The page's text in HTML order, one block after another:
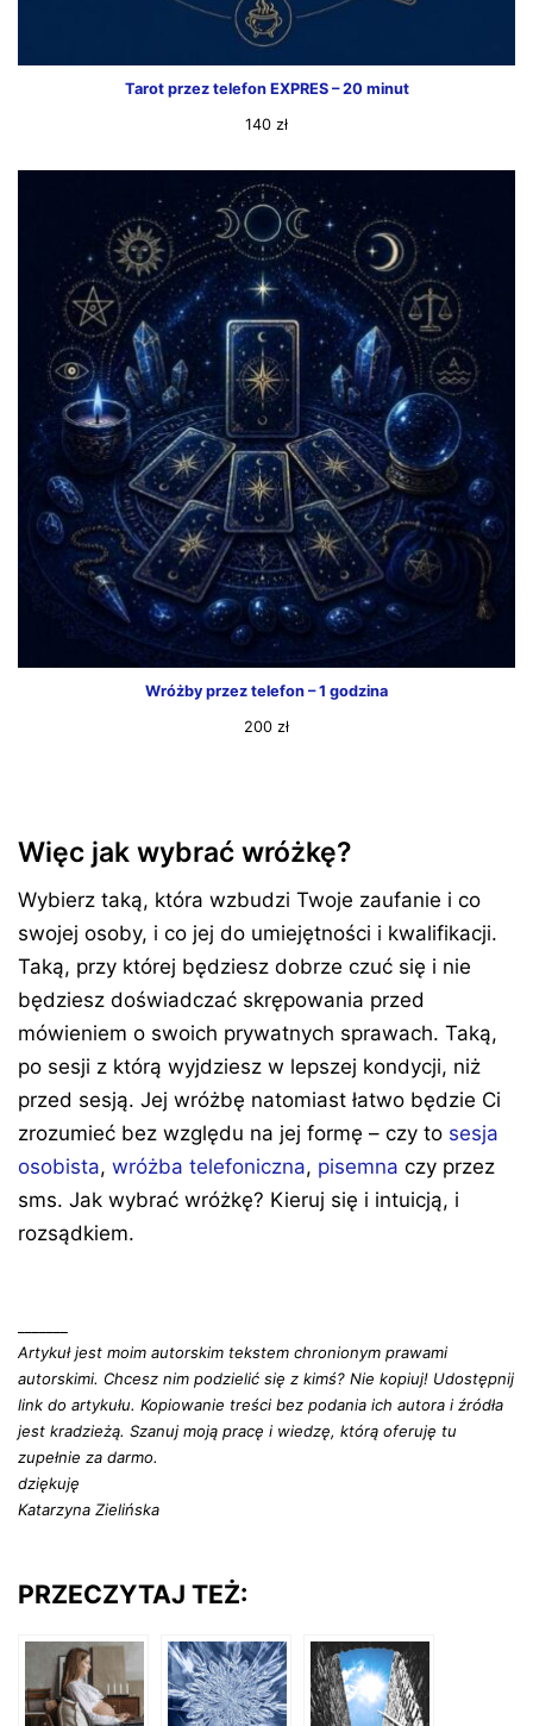
Tarot przez telefon EXPRES – 20 minut
140 zł
Wróżby przez telefon – 1 godzina
200 zł
Więc jak wybrać wróżkę?
Wybierz taką, która wzbudzi Twoje zaufanie i co
swojej osoby, i co jej do umiejętności i kwalifikacji.
Taką, przy której będziesz dobrze czuć się i nie
będziesz doświadczać skrępowania przed
mówieniem o swoich prywatnych sprawach. Taką,
po sesji z którą wyjdziesz w lepszej kondycji, niż
przed sesją. Jej wróżbę natomiast łatwo będzie Ci
zrozumieć bez względu na jej formę – czy to sesja
osobista, wróżba telefoniczna, pisemna czy przez
sms. Jak wybrać wróżkę? Kieruj się i intuicją, i
rozsądkiem.
Artykuł jest moim autorskim tekstem chronionym prawami
autorskimi. Chcesz nim podzielić się z kimś? Nie kopiuj! Udostępnij
link do artykułu. Kopiowanie treści bez podania ich autora i źródła
jest kradzieżą. Szanuj moją pracę i wiedzę, którą oferuję tu
zupełnie za darmo.
dziękuję
Katarzyna Zielińska
PRZECZYTAJ TEŻ: